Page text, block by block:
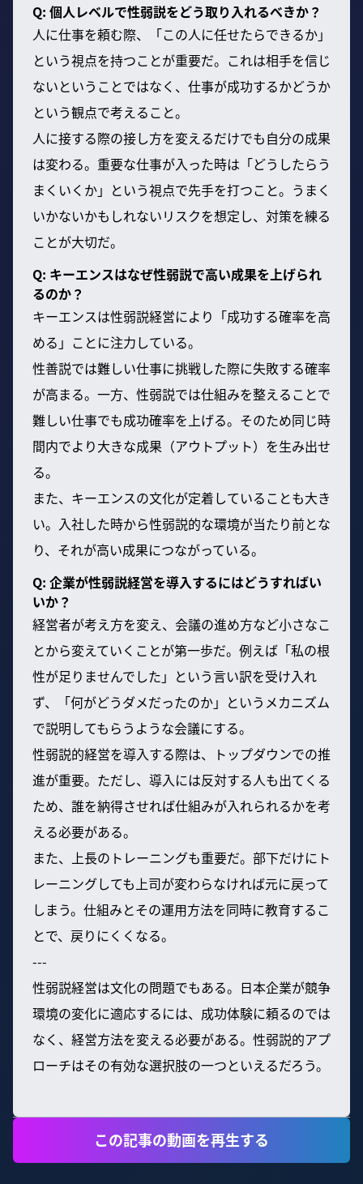
Q: 個人レベルで性弱説をどう取り入れるべきか？
人に仕事を頼む際、「この人に任せたらできるか」
という視点を持つことが重要だ。これは相手を信じ
ないということではなく、仕事が成功するかどうか
という観点で考えること。
人に接する際の接し方を変えるだけでも自分の成果
は変わる。重要な仕事が入った時は「どうしたらう
まくいくか」という視点で先手を打つこと。うまく
いかないかもしれないリスクを想定し、対策を練る
ことが大切だ。
Q: キーエンスはなぜ性弱説で高い成果を上げられ
るのか？
キーエンスは性弱説経営により「成功する確率を高
める」ことに注力している。
性善説では難しい仕事に挑戦した際に失敗する確率
が高まる。一方、性弱説では仕組みを整えることで
難しい仕事でも成功確率を上げる。そのため同じ時
間内でより大きな成果（アウトプット）を生み出せ
る。
また、キーエンスの文化が定着していることも大き
い。入社した時から性弱説的な環境が当たり前とな
り、それが高い成果につながっている。
Q: 企業が性弱説経営を導入するにはどうすればい
いか？
経営者が考え方を変え、会議の進め方など小さなこ
とから変えていくことが第一歩だ。例えば「私の根
性が足りませんでした」という言い訳を受け入れ
ず、「何がどうダメだったのか」というメカニズム
で説明してもらうような会議にする。
性弱説的経営を導入する際は、トップダウンでの推
進が重要。ただし、導入には反対する人も出てくる
ため、誰を納得させれば仕組みが入れられるかを考
える必要がある。
また、上長のトレーニングも重要だ。部下だけにト
レーニングしても上司が変わらなければ元に戻って
しまう。仕組みとその運用方法を同時に教育するこ
とで、戻りにくくなる。
---
性弱説経営は文化の問題でもある。日本企業が競争
環境の変化に適応するには、成功体験に頼るのでは
なく、経営方法を変える必要がある。性弱説的アプ
ローチはその有効な選択肢の一つといえるだろう。
この記事の動画を再生する